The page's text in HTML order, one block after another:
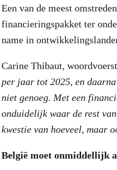
Een van de meest
financieringspakket ter
name in
Carine Thibaut,
per jaar tot 2025, en
niet genoeg. Met een
onduidelijk waar de rest
kwestie van hoeveel, maar
België moet onmiddellijk